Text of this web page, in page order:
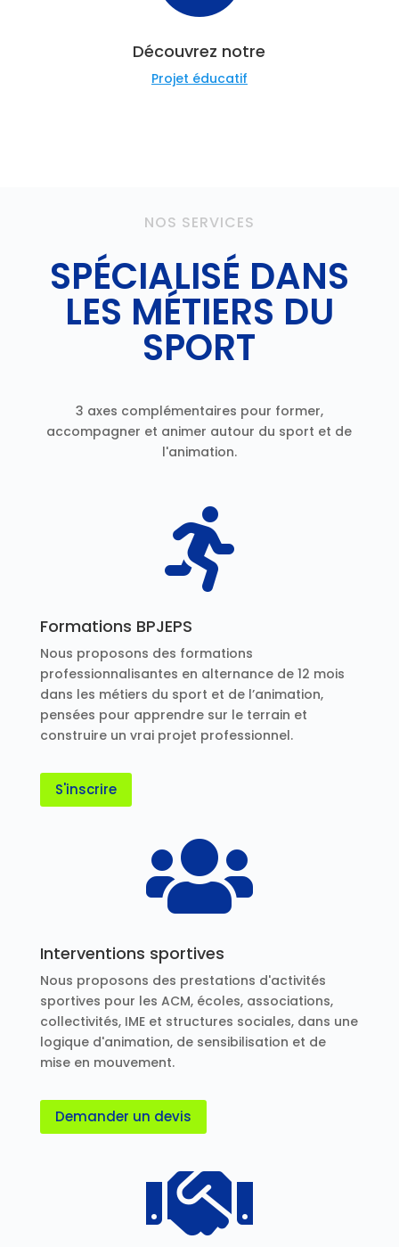
Découvrez notre
Projet éducatif
NOS SERVICES
SPÉCIALISÉ DANS
LES MÉTIERS DU
SPORT
3 axes complémentaires pour former,
accompagner et animer autour du sport et de
l'animation.

Formations BPJEPS
Nous proposons des formations
professionnalisantes en alternance de 12 mois
dans les métiers du sport et de l’animation,
pensées pour apprendre sur le terrain et
construire un vrai projet professionnel.
S'inscrire

Interventions sportives
Nous proposons des prestations d'activités
sportives pour les ACM, écoles, associations,
collectivités, IME et structures sociales, dans une
logique d'animation, de sensibilisation et de
mise en mouvement.
Demander un devis
